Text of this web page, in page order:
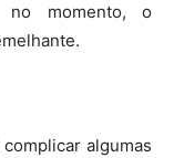
no momento, o
algumas